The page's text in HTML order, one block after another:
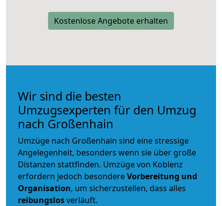
Kostenlose Angebote erhalten
Wir sind die besten
Umzugsexperten für den Umzug
nach Großenhain
Umzüge nach Großenhain sind eine stressige
Angelegenheit, besonders wenn sie über große
Distanzen stattfinden. Umzüge von Koblenz
erfordern jedoch besondereVorbereitung und
Organisation, um sicherzustellen, dass alles
reibungslosverläuft.